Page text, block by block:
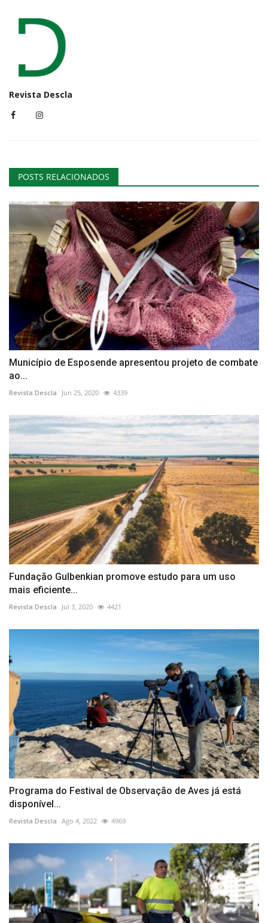
Revista Descla
POSTS RELACIONADOS
Município de Esposende apresentou projeto de combate
ao...
Revista Descla Jun 25, 2020 4339
Fundação Gulbenkian promove estudo para um uso
mais eficiente...
Revista Descla Jul 3, 2020 4421
Programa do Festival de Observação de Aves já está
disponível...
Revista Descla Ago 4, 2022 4969